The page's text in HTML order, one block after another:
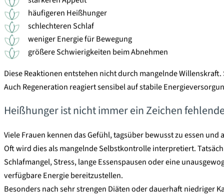
häufigeren Heißhunger
schlechteren Schlaf
weniger Energie für Bewegung
größere Schwierigkeiten beim Abnehmen
Diese Reaktionen entstehen nicht durch mangelnde
Auch Regeneration reagiert sensibel auf stabile
Heißhunger ist nicht immer ein Zeichen
Viele Frauen kennen das Gefühl, tagsüber bewusst zu essen
Oft wird dies als mangelnde Selbstkontrolle interpretiert.
Schlafmangel, Stress, lange Essenspausen oder eine
verfügbare Energie bereitzustellen.
Besonders nach sehr strengen Diäten oder dauerhaft niedriger